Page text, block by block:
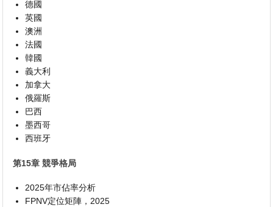
德國
英國
澳洲
法國
韓國
義大利
加拿大
俄羅斯
巴西
墨西哥
西班牙
第15章 競爭格局
2025年市佔率分析
FPNV定位矩陣，2025